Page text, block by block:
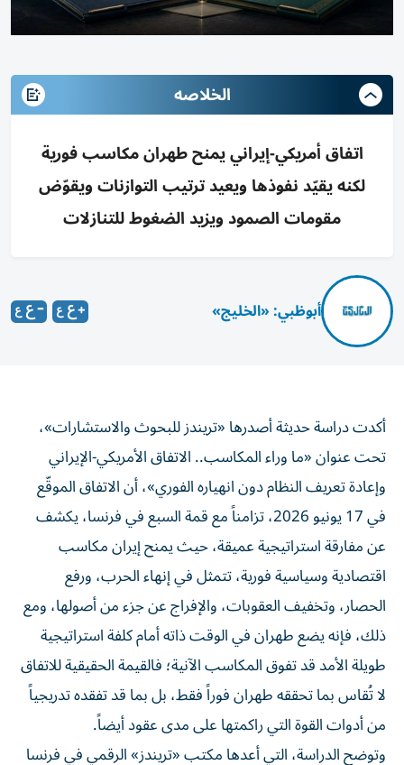
الخلاصه
اتفاق أمريكي-إيراني يمنح طهران مكاسب فورية
لكنه يقيّد نفوذها ويعيد ترتيب التوازنات ويقوّض
مقومات الصمود ويزيد الضغوط للتنازلات
أبوظبي: «الخليج»
أكدت دراسة حديثة أصدرها «تريندز للبحوث والاستشارات»،
تحت عنوان «ما وراء المكاسب.. الاتفاق الأمريكي-الإيراني
وإعادة تعريف النظام دون انهياره الفوري»، أن الاتفاق الموقّع
في 17 يونيو 2026، تزامناً مع قمة السبع في فرنسا، يكشف
عن مفارقة استراتيجية عميقة، حيث يمنح إيران مكاسب
اقتصادية وسياسية فورية، تتمثل في إنهاء الحرب، ورفع
الحصار، وتخفيف العقوبات، والإفراج عن جزء من أصولها، ومع
ذلك، فإنه يضع طهران في الوقت ذاته أمام كلفة استراتيجية
طويلة الأمد قد تفوق المكاسب الآنية؛ فالقيمة الحقيقية للاتفاق
لا تُقاس بما تحققه طهران فوراً فقط، بل بما قد تفقده تدريجياً
من أدوات القوة التي راكمتها على مدى عقود أيضاً.
وتوضح الدراسة، التي أعدها مكتب «تريندز» الرقمي في فرنسا